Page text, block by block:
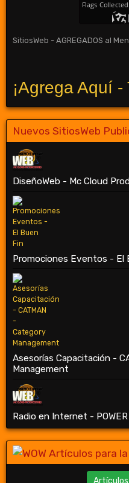
SitiosWeb - AGREGADOS al
¡Agrega Aquí
Nuevos SitiosWeb
DiseñoWeb - Mc Cloud
Promociones Eventos - El
Asesorías Capacitación -
Management
Radio en Internet - POWER